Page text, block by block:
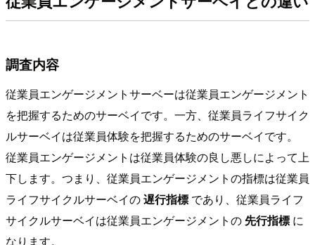
調査内容
従業員エンゲージメントサーベーは従業員エンゲージメント
を把握するためのサーベイです。一方、従業員ライフサイク
ルサーベイは従業員体験を把握するためのサーベイです。
従業員エンゲージメントは従業員体験の良し悪しによって上
下します。つまり、従業員エンゲージメントの指標は従業員
ライフサイクルサーベイの遅行指標 であり、従業員ライフ
サイクルサーベイは従業員エンゲージメントの先行指標 に
なります。